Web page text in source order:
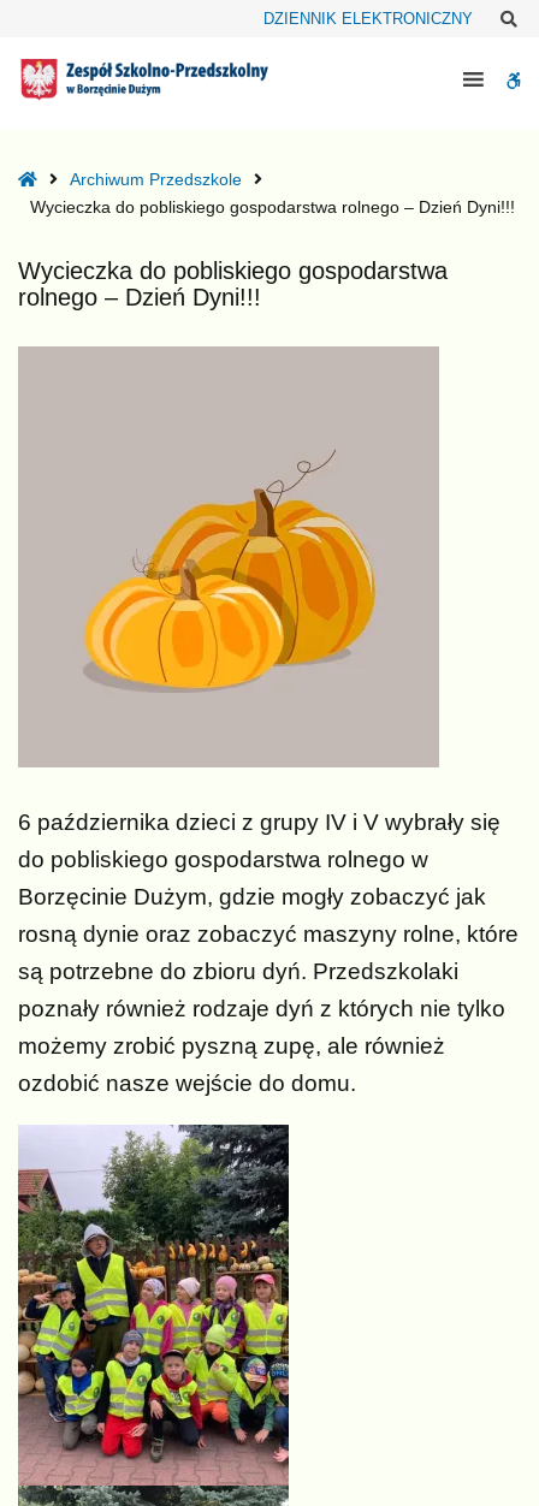
pobliskiego
Dzień
DZIENNIK ELEKTRONICZNY
HomeArchiwum Przedszkole
Wycieczka do pobliskiego gospodarstwa rolnego – Dzień Dyni!!!
Wycieczka do pobliskiego gospodarstwa
rolnego – Dzień Dyni!!!
6 października dzieci z grupy IV i V wybrały się
do pobliskiego gospodarstwa rolnego w
Borzęcinie Dużym, gdzie mogły zobaczyć jak
rosną dynie oraz zobaczyć maszyny rolne, które
są potrzebne do zbioru dyń. Przedszkolaki
poznały również rodzaje dyń z których nie tylko
możemy zrobić pyszną zupę, ale również
ozdobić nasze wejście do domu.